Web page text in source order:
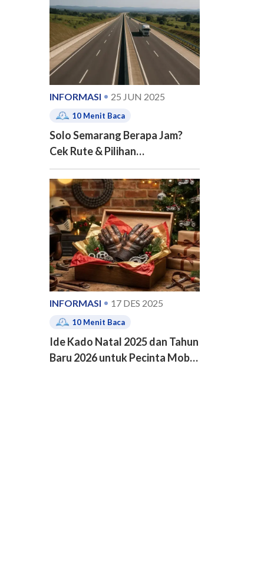
table of contents
INFORMASI 25 JUN 2025
10 Menit Baca
Solo Semarang Berapa Jam?
Cek Rute & Pilihan
Transportasinya
INFORMASI 17 DES 2025
10 Menit Baca
Ide Kado Natal 2025 dan Tahun
Baru 2026 untuk Pecinta Mobil